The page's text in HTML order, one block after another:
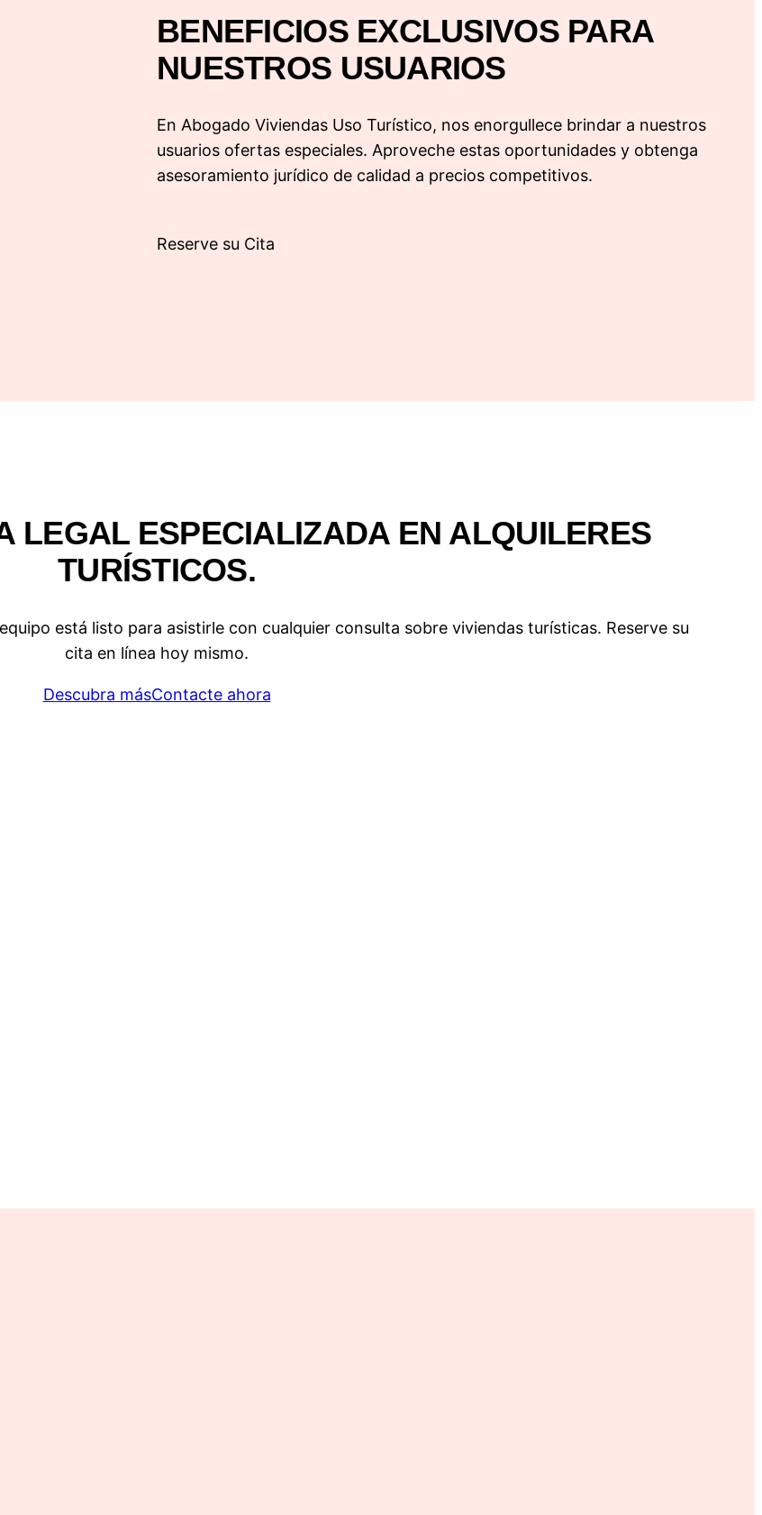
BENEFICIOS EXCLUSIVOS PARA
NUESTROS USUARIOS
En Abogado Viviendas Uso Turístico, nos enorgullece brindar a nuestros
usuarios ofertas especiales. Aproveche estas oportunidades y obtenga
asesoramiento jurídico de calidad a precios competitivos.
Reserve su Cita
LEGAL ESPECIALIZADA EN ALQUILERES
TURÍSTICOS.
está listo para asistirle con cualquier consulta sobre viviendas turísticas. Reserve su
cita en línea hoy mismo.
Descubra másContacte ahora